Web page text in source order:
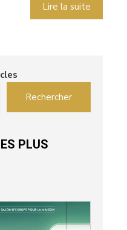
Lire la suite
Rechercher
PLUS